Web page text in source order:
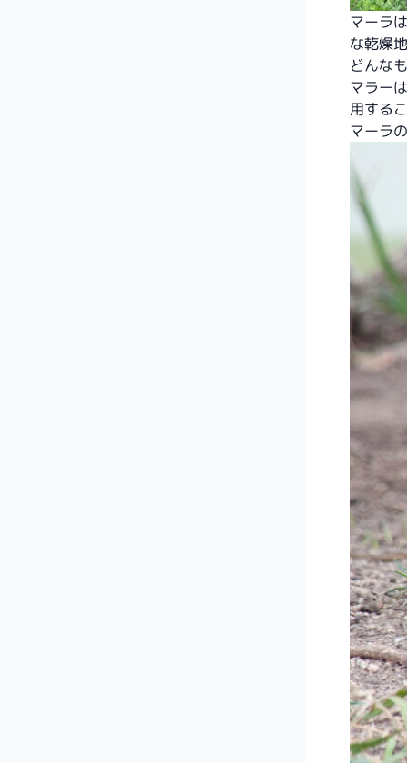
マーラ
な乾燥
どんな
マラー
用する
マーラ